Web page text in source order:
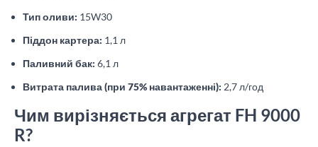
Тип оливи: 15W30
Піддон картера: 1,1 л
Паливний бак: 6,1 л
Витрата палива (при 75% навантаженні): 2,7 л/год
Чим вирізняється агрегат FH 9000
R?